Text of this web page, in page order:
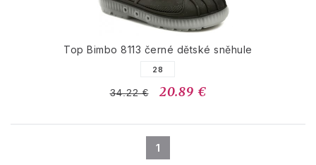
Top Bimbo 8113 černé dětské sněhule
28
34.22 € 20.89 €
1